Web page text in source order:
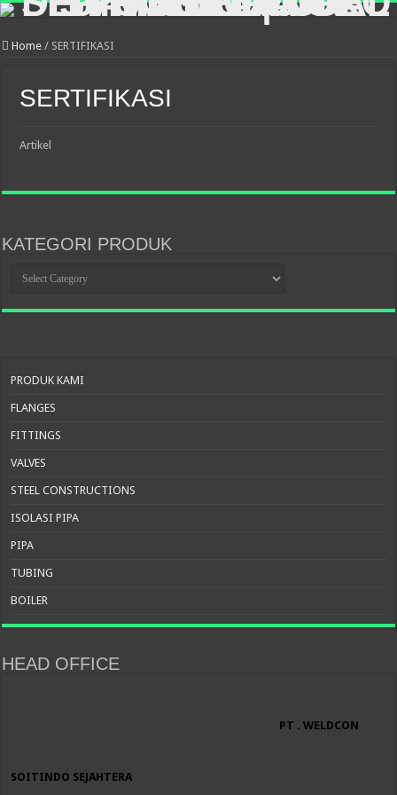
Home / SERTIFIKASI
SERTIFIKASI
Artikel
KATEGORI PRODUK
PRODUK
PRODUK KAMI
FLANGES
FITTINGS
VALVES
STEEL CONSTRUCTIONS
ISOLASI PIPA
PIPA
TUBING
BOILER
HEAD OFFICE
PT . WELDCON
SOITINDO SEJAHTERA